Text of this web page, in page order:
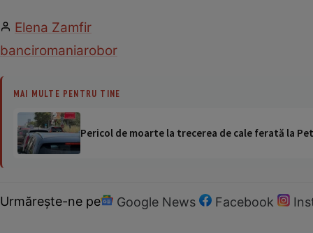
Elena Zamfir
banciromaniarobor
MAI MULTE PENTRU TINE
Pericol de moarte la trecerea de cale ferată la
Urmărește-ne pe Google News Facebook